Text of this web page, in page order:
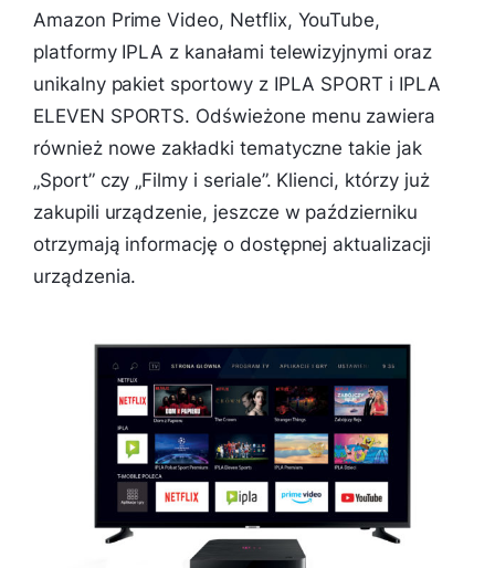
Amazon Prime Video, Netflix, YouTube,
platformy IPLA z kanałami telewizyjnymi oraz
unikalny pakiet sportowy z IPLA SPORT i IPLA
ELEVEN SPORTS. Odświeżone menu zawiera
również nowe zakładki tematyczne takie jak
„Sport” czy „Filmy i seriale”. Klienci, którzy już
zakupili urządzenie, jeszcze w październiku
otrzymają informację o dostępnej aktualizacji
urządzenia.